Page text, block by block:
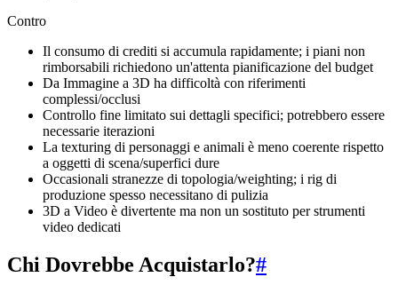
Contro
Il consumo di crediti si accumula rapidamente; i piani non
rimborsabili richiedono un'attenta pianificazione del budget
Da Immagine a 3D ha difficoltà con riferimenti
complessi/occlusi
Controllo fine limitato sui dettagli specifici; potrebbero essere
necessarie iterazioni
La texturing di personaggi e animali è meno coerente rispetto
a oggetti di scena/superfici dure
Occasionali stranezze di topologia/weighting; i rig di
produzione spesso necessitano di pulizia
3D a Video è divertente ma non un sostituto per strumenti
video dedicati
Chi Dovrebbe Acquistarlo?#